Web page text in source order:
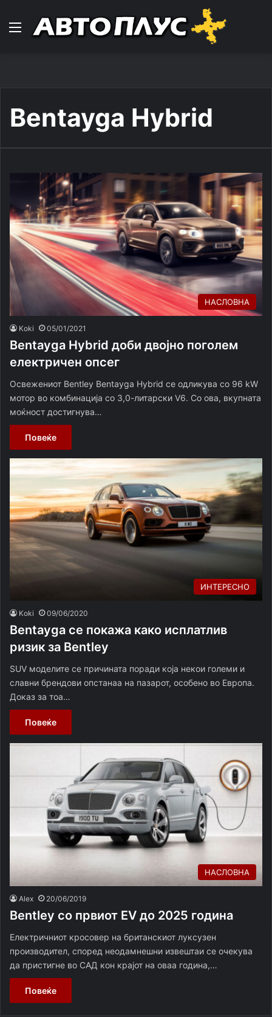
Навигација
Bentayga Hybrid
НАСЛОВНА
Koki 05/01/2021
Bentayga Hybrid доби двојно поголем
електричен опсег
Освежениот Bentley Bentayga Hybrid се одликува со 96 kW
мотор во комбинација со 3,0-литарски V6. Со ова, вкупната
моќност достигнува…
Повеќе
ИНТЕРЕСНО
Koki 09/06/2020
Bentayga се покажа како исплатлив
ризик за Bentley
SUV моделите се причината поради која некои големи и
славни брендови опстанаа на пазарот, особено во Европа.
Доказ за тоа…
Повеќе
НАСЛОВНА
Alex 20/06/2019
Bentley со првиот EV до 2025 година
Електричниот кросовер на британскиот луксузен
производител, според неодамнешни извештаи се очекува
да пристигне во САД кон крајот на оваа година,…
Повеќе